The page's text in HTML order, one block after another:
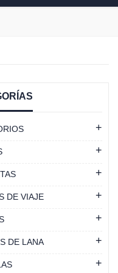
DE VIAJE
DE LANA